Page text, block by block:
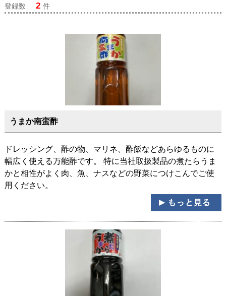
登録数 2 件
うまか南蛮酢
ドレッシング、酢の物、マリネ、酢飯などあらゆるものに
幅広く使える万能酢です。 特に当社取扱製品の煮たらうま
かと相性がよく肉、魚、ナスなどの野菜につけこんでご使
用ください。